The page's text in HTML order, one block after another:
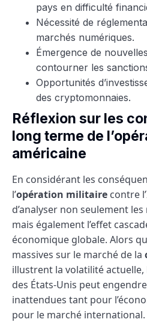
pays en difficulté
Nécessité de
marchés numériques.
Émergence de
contourner les
Opportunités
des cryptomonnaies.
Réflexion sur les
long terme de
américaine
En considérant les
l’opération militaire contre
d’analyser non seulement
mais également l’effet
économique globale. Alors
massives sur le marché de la
illustrent la volatilité
des États-Unis peut
inattendues tant pour
pour le marché international.